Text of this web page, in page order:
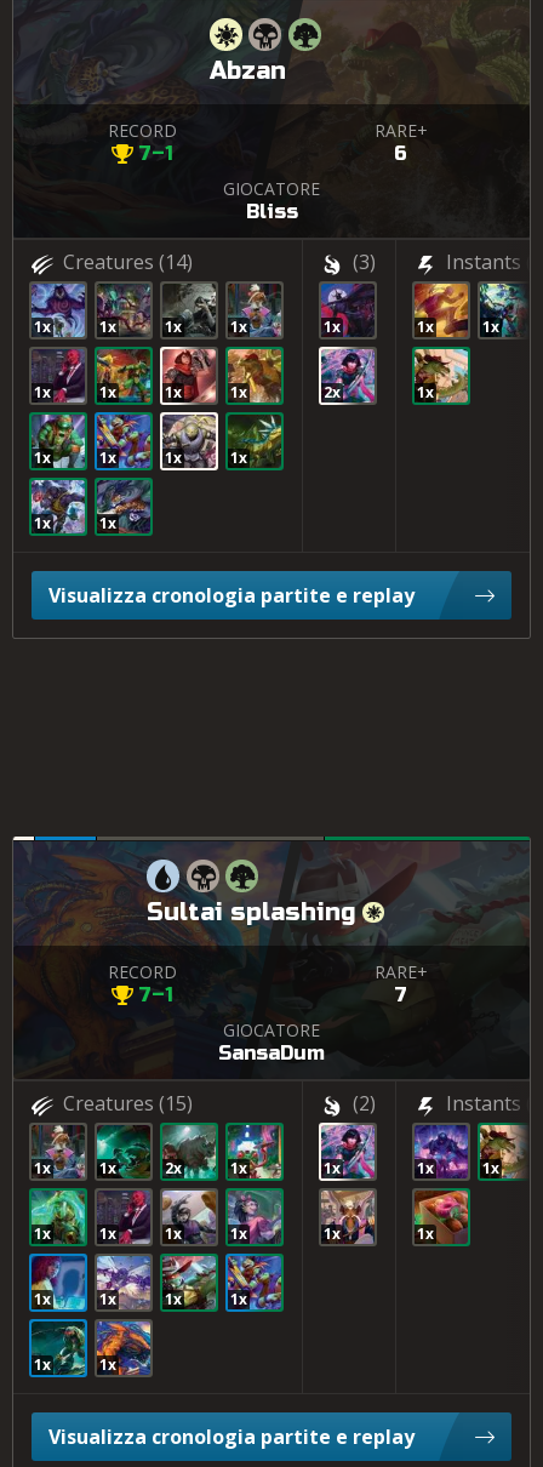
Abzan
RECORD
7–1
RARE+
6
GIOCATORE
Bliss
Creatures (14)
1x 1x 1x 1x
1x 1x 1x 1x
1x 1x 1x 1x
1x 1x
(3)
1x
2x
Instants
1x 1x
1x
Visualizza cronologia partite e replay
Sultai splashing
RECORD
7–1
RARE+
7
GIOCATORE
SansaDum
Creatures (15)
1x 1x 2x 1x
1x 1x 1x 1x
1x 1x 1x 1x
1x 1x
(2)
1x
1x
Instants
1x 1x
1x
Visualizza cronologia partite e replay